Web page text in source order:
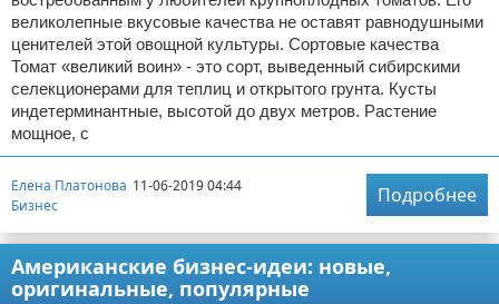
великолепные вкусовые качества не оставят равнодушными
ценителей этой овощной культуры. Сортовые качества
Томат «великий воин» - это сорт, выведенный сибирскими
селекционерами для теплиц и открытого грунта. Кусты
индетерминантные, высотой до двух метров. Растение
мощное, с
Елена Платонова 11-06-2019 04:44
Бизнес
Подробнее
Американские бизнес-идеи: новые,
оригинальные, популярные